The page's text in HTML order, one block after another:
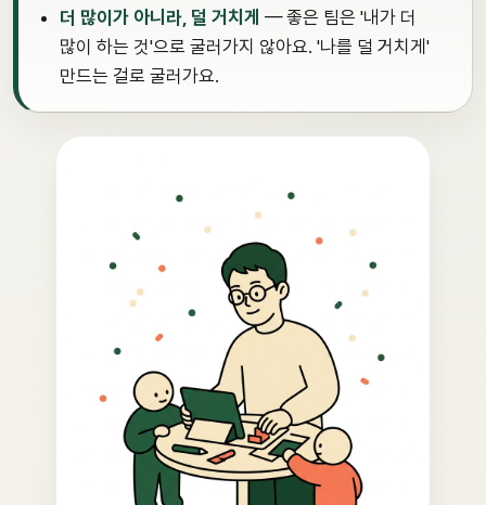
더 많이가 아니라, 덜 거치게 — 좋은 팀은 '내가 더
많이 하는 것'으로 굴러가지 않아요. '나를 덜 거치게'
만드는 걸로 굴러가요.